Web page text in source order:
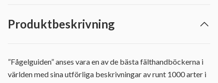
Produktbeskrivning
”Fågelguiden” anses vara en av de bästa fälthandböckerna i
världen med sina utförliga beskrivningar av runt 1000 arter i